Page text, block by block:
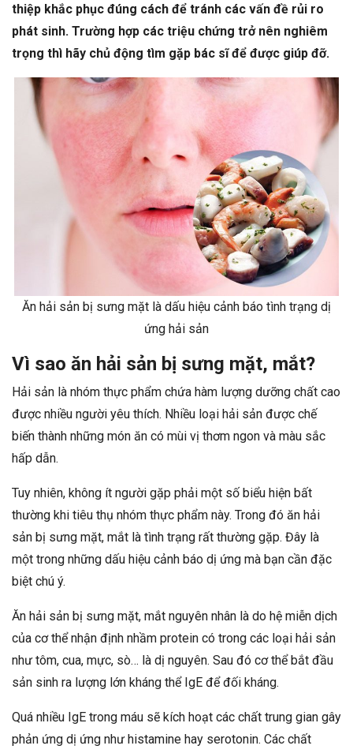
thiệp khắc phục đúng cách để tránh các vấn đề rủi ro
phát sinh. Trường hợp các triệu chứng trở nên nghiêm
trọng thì hãy chủ động tìm gặp bác sĩ để được giúp đỡ.
Ăn hải sản bị sưng mặt là dấu hiệu cảnh báo tình trạng dị
ứng hải sản
Vì sao ăn hải sản bị sưng mặt, mắt?
Hải sản là nhóm thực phẩm chứa hàm lượng dưỡng chất cao
được nhiều người yêu thích. Nhiều loại hải sản được chế
biến thành những món ăn có mùi vị thơm ngon và màu sắc
hấp dẫn.
Tuy nhiên, không ít người gặp phải một số biểu hiện bất
thường khi tiêu thụ nhóm thực phẩm này. Trong đó ăn hải
sản bị sưng mặt, mắt là tình trạng rất thường gặp. Đây là
một trong những dấu hiệu cảnh báo dị ứng mà bạn cần đặc
biệt chú ý.
Ăn hải sản bị sưng mặt, mắt nguyên nhân là do hệ miễn dịch
của cơ thể nhận định nhầm protein có trong các loại hải sản
như tôm, cua, mực, sò… là dị nguyên. Sau đó cơ thể bắt đầu
sản sinh ra lượng lớn kháng thể IgE để đối kháng.
Quá nhiều IgE trong máu sẽ kích hoạt các chất trung gian gây
phản ứng dị ứng như histamine hay serotonin. Các chất